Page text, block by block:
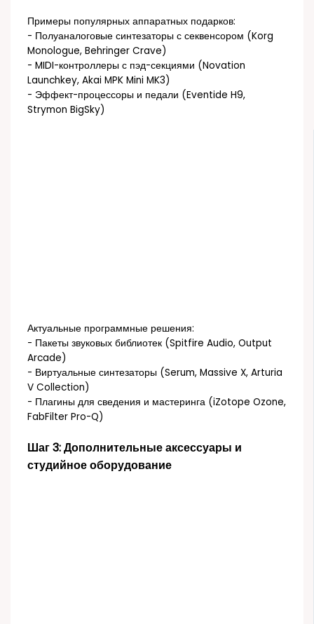
Примеры популярных аппаратных подарков:
- Полуаналоговые синтезаторы с секвенсором (Korg
Monologue, Behringer Crave)
- MIDI-контроллеры с пэд-секциями (Novation
Launchkey, Akai MPK Mini MK3)
- Эффект-процессоры и педали (Eventide H9,
Strymon BigSky)
Актуальные программные решения:
- Пакеты звуковых библиотек (Spitfire Audio, Output
Arcade)
- Виртуальные синтезаторы (Serum, Massive X, Arturia
V Collection)
- Плагины для сведения и мастеринга (iZotope Ozone,
FabFilter Pro-Q)
Шаг 3: Дополнительные аксессуары и
студийное оборудование